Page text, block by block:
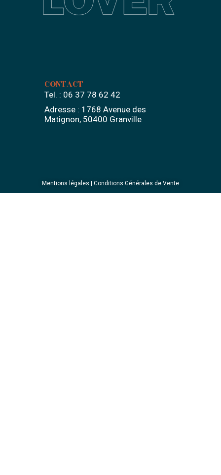
CONTACT
Tel. : 06 37 78 62 42
Adresse : 1768 Avenue des
Matignon, 50400 Granville
Mentions légales | Conditions Générales de Vente